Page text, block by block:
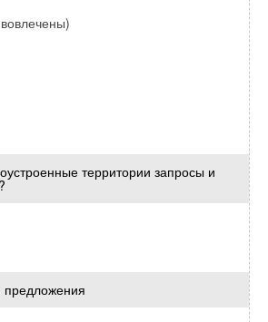
территории запросы и